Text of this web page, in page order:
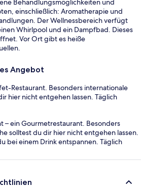
Behandlungsmöglichkeiten und
einschließlich: Aromatherapie und
Der Wellnessbereich verfügt
Whirlpool und ein Dampfbad. Dieses
Vor Ort gibt es heiße
Angebot
Restaurant. Besonders internationale
hier nicht entgehen lassen. Täglich
– ein Gourmetrestaurant. Besonders
solltest du dir hier nicht entgehen lassen.
bei einem Drink entspannen. Täglich